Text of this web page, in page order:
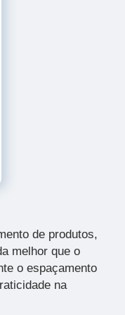
de produtos,
melhor que o
o espaçamento
na